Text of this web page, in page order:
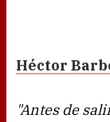
Héctor
"Antes de